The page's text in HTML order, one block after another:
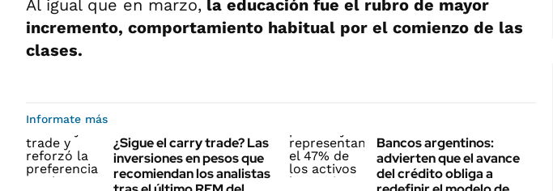
Al igual que en marzo, la educación fue el rubro de mayor
incremento, comportamiento habitual por el comienzo de las
clases.
Informate más
¿Sigue el carry trade? Las
inversiones en pesos que
recomiendan los analistas
Bancos argentinos:
advierten que el avance
del crédito obliga a